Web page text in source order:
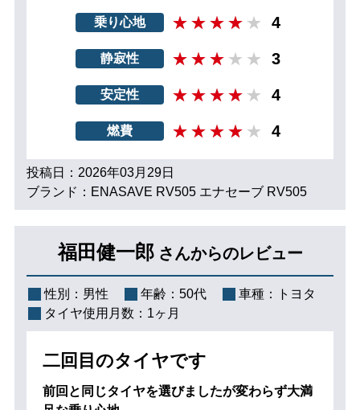
乗り心地 4
静寂性 3
安定性 4
燃費 4
投稿日：2026年03月29日
ブランド：ENASAVE RV505 エナセーブ RV505
福田健一郎 さんからのレビュー
性別： 男性 年齢： 50代 車種：
トヨタ
タイヤ使用月数： 1ヶ月
二回目のタイヤです
前回と同じタイヤを選びましたが変わらず大満